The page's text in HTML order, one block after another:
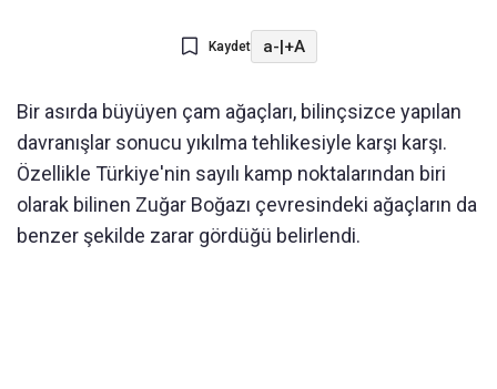
Kaydet a-|+A
Bir asırda büyüyen çam ağaçları, bilinçsizce yapılan
davranışlar sonucu yıkılma tehlikesiyle karşı karşı.
Özellikle Türkiye'nin sayılı kamp noktalarından biri
olarak bilinen Zuğar Boğazı çevresindeki ağaçların da
benzer şekilde zarar gördüğü belirlendi.